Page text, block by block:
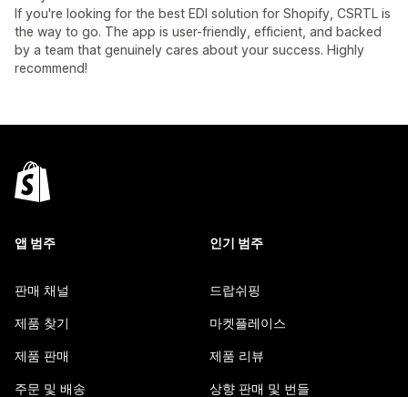
If you're looking for the best EDI solution for Shopify, CSRTL is
the way to go. The app is user-friendly, efficient, and backed
by a team that genuinely cares about your success. Highly
recommend!
앱 범주
판매 채널
제품 찾기
제품 판매
주문 및 배송
인기 범주
드랍쉬핑
마켓플레이스
제품 리뷰
상향 판매 및 번들